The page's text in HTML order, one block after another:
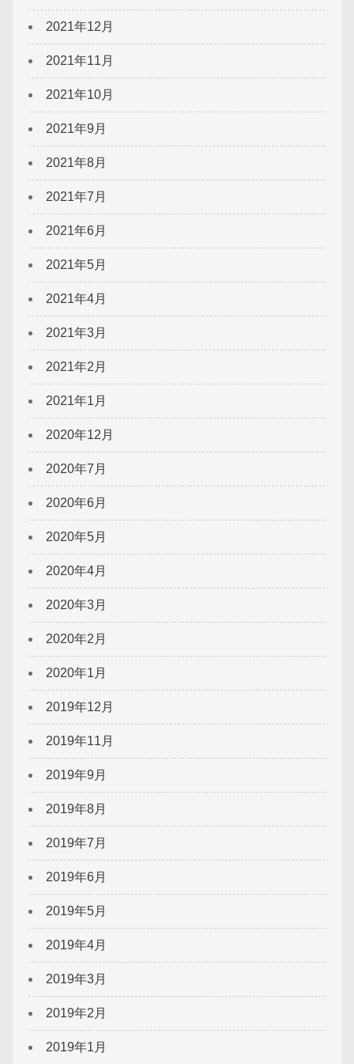
2021年12月
2021年11月
2021年10月
2021年9月
2021年8月
2021年7月
2021年6月
2021年5月
2021年4月
2021年3月
2021年2月
2021年1月
2020年12月
2020年7月
2020年6月
2020年5月
2020年4月
2020年3月
2020年2月
2020年1月
2019年12月
2019年11月
2019年9月
2019年8月
2019年7月
2019年6月
2019年5月
2019年4月
2019年3月
2019年2月
2019年1月